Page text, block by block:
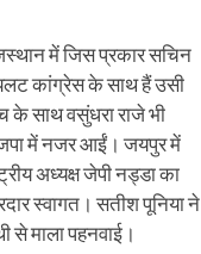
में जिस प्रकार सचिन
कांग्रेस के साथ हैं उसी
के साथ वसुंधरा राजे भी
में नजर आईं। जयपुर में
अध्यक्ष जेपी नड्डा का
स्वागत। सतीश पूनिया ने
से माला पहनवाई।